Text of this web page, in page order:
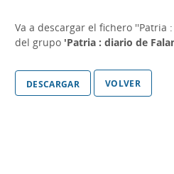
Va a descargar el fichero ''Patria
del grupo 'Patria : diario de
volver